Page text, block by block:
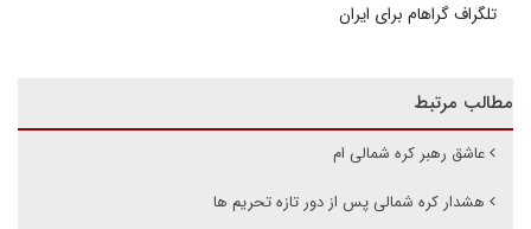
تلگراف گراهام برای ایران
مطالب مرتبط
عاشق رهبر کره شمالی ام
هشدار کره شمالی پس از دور تازه تحریم ها